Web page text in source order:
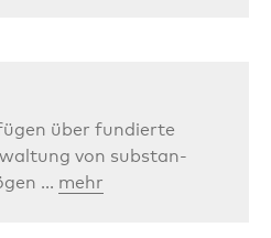
über fundierte
von substan­
... mehr